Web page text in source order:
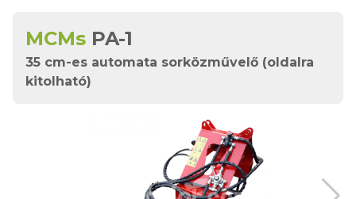
MCMs PA-1
35 cm-es automata sorközművelő (oldalra
kitolható)